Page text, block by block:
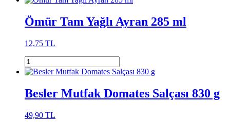
Ömür Tam Yağlı Ayran 285 ml
12,75 TL
Besler Mutfak Domates Salçası 830 g
49,90 TL